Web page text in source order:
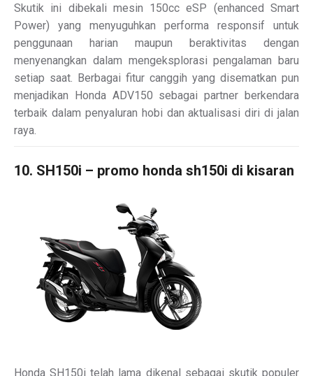
Skutik ini dibekali mesin 150cc eSP (enhanced Smart
Power) yang menyuguhkan performa responsif untuk
penggunaan harian maupun beraktivitas dengan
menyenangkan dalam mengeksplorasi pengalaman baru
setiap saat. Berbagai fitur canggih yang disematkan pun
menjadikan Honda ADV150 sebagai partner berkendara
terbaik dalam penyaluran hobi dan aktualisasi diri di jalan
raya.
10. SH150i – promo honda sh150i di kisaran
Honda SH150i telah lama dikenal sebagai skutik populer